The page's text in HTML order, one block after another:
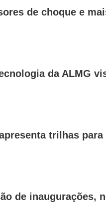
de choque e
da ALMG
trilhas
de inaugurações,